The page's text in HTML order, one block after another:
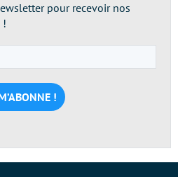
pour recevoir nos
!
e-
mail
*